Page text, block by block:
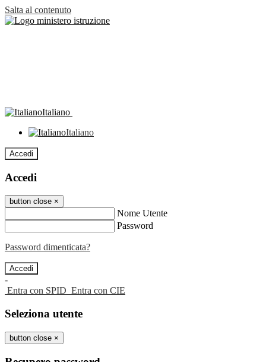
Salta al contenuto
Italiano
Italiano
Accedi
Accedi
button close ×
Nome Utente
Password
Password dimenticata?
-
Entra con SPID Entra con CIE
Seleziona utente
button close ×